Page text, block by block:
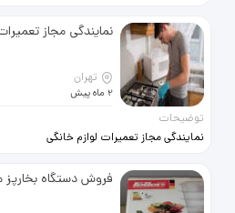
نمایندگی مجاز
تهران
2 ماه پیش
توضیحات
نمایندگی مجاز تعمیرات لوازم خانگی
تعمیر انواع اجاق گاز لباسشویی
ظرفشویی ماکروفر فر برقی با
متخصصین کارآزموده در محل قیمت
فروش دستگاه بخارپز